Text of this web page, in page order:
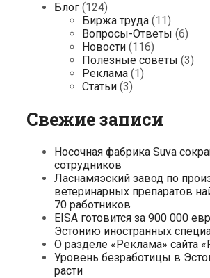
Блог (124)
Биржа труда (11)
Вопросы-Ответы (6)
Новости (116)
Полезные советы (3)
Реклама (1)
Статьи (3)
Свежие записи
Носочная фабрика Suva
сотрудников
Ласнамяэский завод по
ветеринарных препаратов
70 работников
EISA готовится за 900 000
Эстонию иностранных
О разделе «Реклама» сайта
Уровень безработицы в
расти